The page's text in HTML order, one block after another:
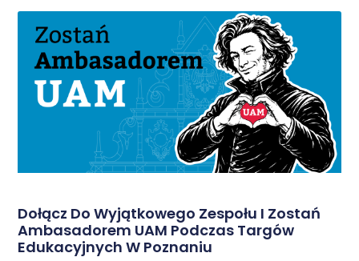
Dołącz Do Wyjątkowego Zespołu I Zostań
Ambasadorem UAM Podczas Targów
Edukacyjnych W Poznaniu